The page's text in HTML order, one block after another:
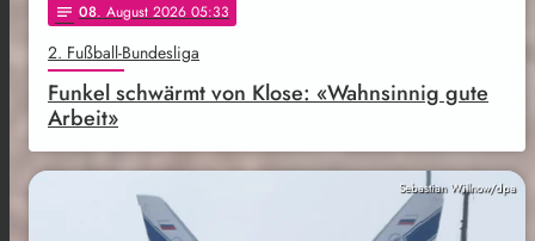
notes 08. August 2026 05:33
2. Fußball-Bundesliga
Funkel schwärmt von Klose: «Wahnsinnig gute
Arbeit»
Sebastian Willnow/dpa